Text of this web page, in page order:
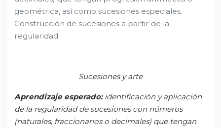
geométrica, así como sucesiones especiales.
Construcción de sucesiones a partir de la
regularidad.
Sucesiones y arte
Aprendizajeesperado: identificación y aplicación
de la regularidad de sucesiones con números
(naturales, fraccionarios o decimales) que tengan